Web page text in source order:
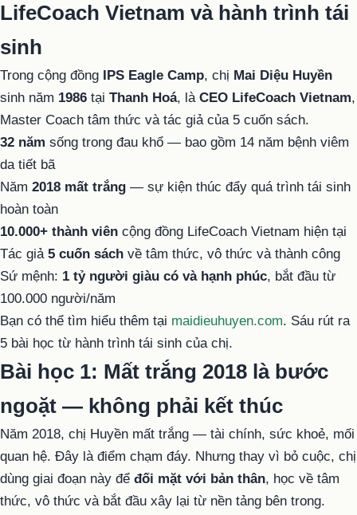
LifeCoach Vietnam và hành trình tái
sinh
Trong cộng đồng IPS Eagle Camp, chị Mai Diệu Huyền
sinh năm 1986 tại Thanh Hoá, là CEO LifeCoach Vietnam,
Master Coach tâm thức và tác giả của 5 cuốn sách.
32 năm sống trong đau khổ — bao gồm 14 năm bệnh viêm
da tiết bã
Năm 2018 mất trắng — sự kiện thúc đẩy quá trình tái sinh
hoàn toàn
10.000+ thành viên cộng đồng LifeCoach Vietnam hiện tại
Tác giả 5 cuốn sách về tâm thức, vô thức và thành công
Sứ mệnh: 1 tỷ người giàu có và hạnh phúc, bắt đầu từ
100.000 người/năm
Bạn có thể tìm hiểu thêm tại maidieuhuyen.com. Sáu rút ra
5 bài học từ hành trình tái sinh của chị.
Bài học 1: Mất trắng 2018 là bước
ngoặt — không phải kết thúc
Năm 2018, chị Huyền mất trắng — tài chính, sức khoẻ, mối
quan hệ. Đây là điểm chạm đáy. Nhưng thay vì bỏ cuộc, chị
dùng giai đoạn này để đối mặt với bản thân, học về tâm
thức, vô thức và bắt đầu xây lại từ nền tảng bên trong.